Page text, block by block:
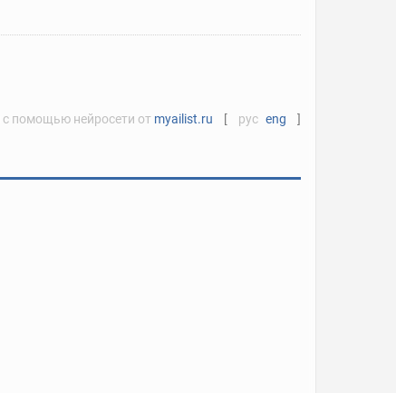
с помощью нейросети от myailist.ru [ рус eng ]